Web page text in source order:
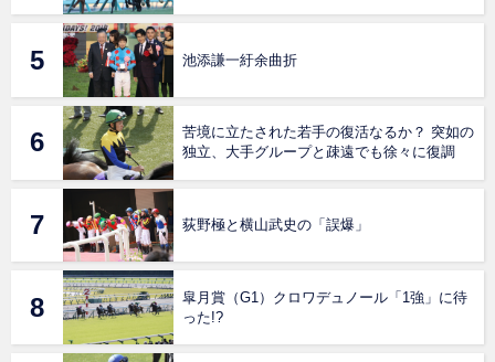
池添謙一紆余曲折
苦境に立たされた若手の復活なるか？ 突如の
独立、大手グループと疎遠でも徐々に復調
荻野極と横山武史の「誤爆」
皐月賞（G1）クロワデュノール「1強」に待
った!?